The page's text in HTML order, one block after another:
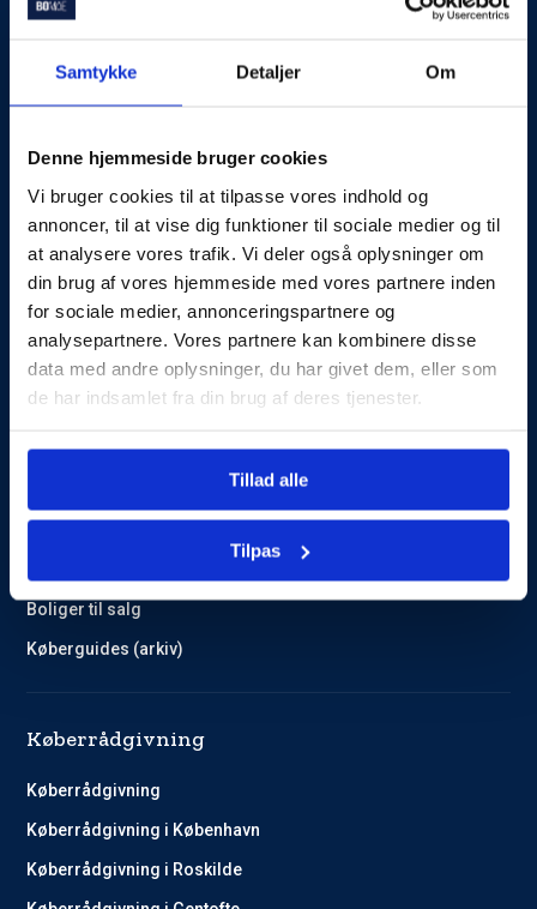
Samtykke Detaljer Om
Denne hjemmeside bruger cookies
Vi bruger cookies til at tilpasse vores indhold og
annoncer, til at vise dig funktioner til sociale medier og til
at analysere vores trafik. Vi deler også oplysninger om
din brug af vores hjemmeside med vores partnere inden
for sociale medier, annonceringspartnere og
analysepartnere. Vores partnere kan kombinere disse
data med andre oplysninger, du har givet dem, eller som
de har indsamlet fra din brug af deres tjenester.
Tillad alle
Tilpas
Tlf.72600400 , mandag til fredag 9:00-20:00
Om Bomae
Kontakt
Karriere
Mød Rådgiverne
Boliger til salg
Køberguides (arkiv)
Køberrådgivning
Køberrådgivning
Køberrådgivning i København
Køberrådgivning i Roskilde